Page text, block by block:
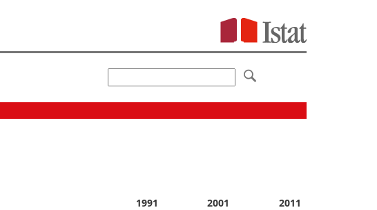
1991 2001 2011